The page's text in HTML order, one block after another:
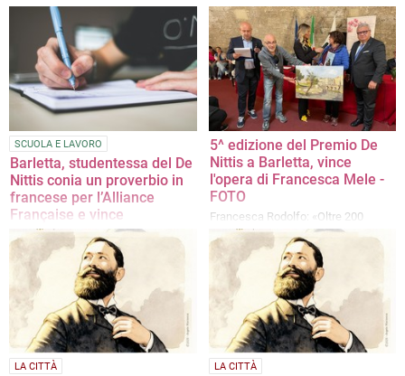
Giuseppe Lagrasta racconta De
Nittis tramite pittura narrativa,
ecologia figurativa e dialoghi
immaginari con la poetica della
‘Seconda Luce’
Barletta
Venerdì 29 maggio l’evento
conclusivo del progetto “Dall’Ofanto
alla Senna” presso Palazzo della
Marra
SCUOLA E LAVORO
Barletta, studentessa del De
Nittis conia un proverbio in
francese per l’Alliance
Française e vince
Alla cerimonia di premiazione verrà
consegnata una copia del dizionario
“Le petit Robert” a Ester Lanciano
5^ edizione del Premio De
Nittis a Barletta, vince
l'opera di Francesca Mele -
FOTO
Francesca Rodolfo: «Oltre 200
partecipanti hanno trasformato il
Castello di Barletta in una “rue des
peintres” dipingendo “en plein air”»
LA CITTÀ LA CITTÀ